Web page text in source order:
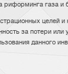
риформинга газа
целей
за потери
данного